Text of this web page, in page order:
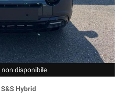
non disponibile
Hybrid